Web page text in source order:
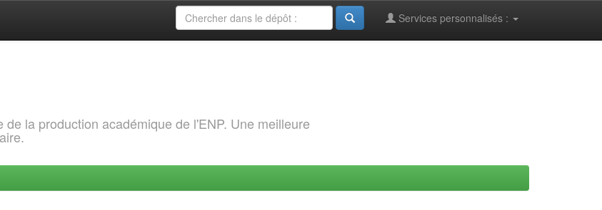
Services personnalisés :
la production académique de l'ENP. Une meilleure